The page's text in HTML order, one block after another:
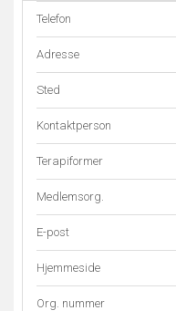
Telefon
Adresse
Sted
Kontaktperson
Terapiformer
Medlemsorg.
E-post
Hjemmeside
Org. nummer